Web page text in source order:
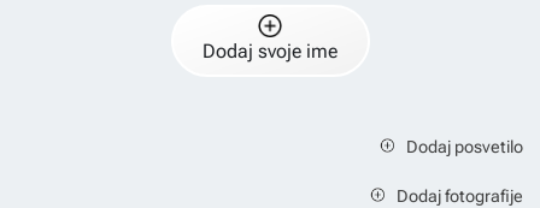
Dodaj svoje ime
Dodaj posvetilo
Dodaj fotografije